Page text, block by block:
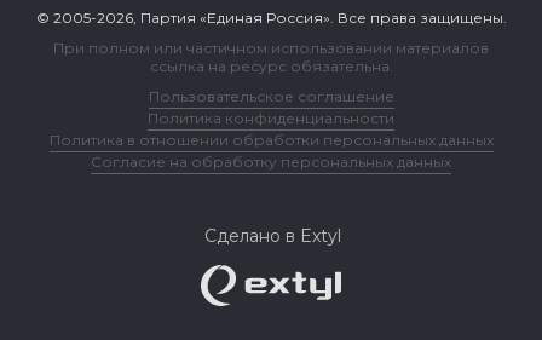
© 2005-2026, Партия «Единая Россия». Все права защищены.
При полном или частичном использовании материалов
ссылка на ресурс обязательна.
Пользовательское соглашение
Политика конфиденциальности
Политика в отношении обработки персональных данных
Согласие на обработку персональных данных
Сделано в Extyl